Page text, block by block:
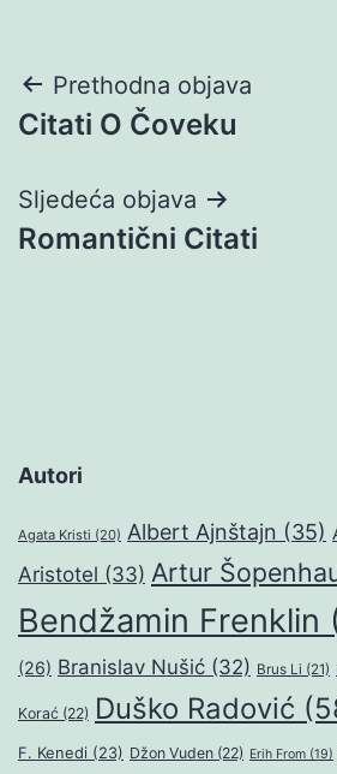
Navigacija
objava
Prethodna objava
Citati O Čoveku
Sljedeća objava
Romantični Citati
Autori
Agata Kristi (20) Albert Ajnštajn (35)
Aristotel (33) Artur
Bendžamin Frenklin
(26) Branislav Nušić (32) Brus Li (21)
Korać (22) Duško Radović
F. Kenedi (23) Džon Vuden (22) Erih From (19)